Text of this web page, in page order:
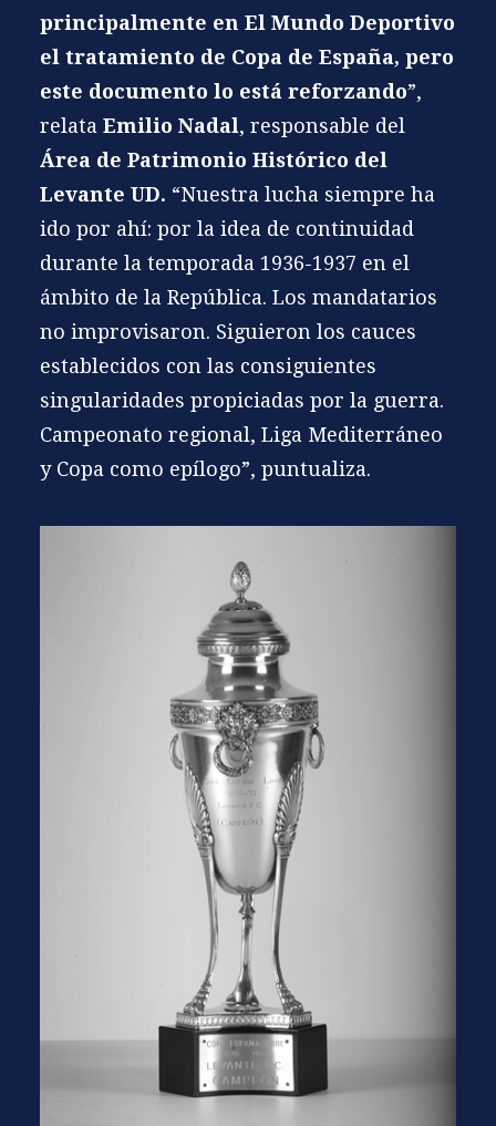
principalmente en El Mundo Deportivo
el tratamiento de Copa de España, pero
este documento lo está reforzando”,
relata Emilio Nadal, responsable del
Área de Patrimonio Histórico del
Levante UD. “Nuestra lucha siempre ha
ido por ahí: por la idea de continuidad
durante la temporada 1936-1937 en el
ámbito de la República. Los mandatarios
no improvisaron. Siguieron los cauces
establecidos con las consiguientes
singularidades propiciadas por la guerra.
Campeonato regional, Liga Mediterráneo
y Copa como epílogo”, puntualiza.